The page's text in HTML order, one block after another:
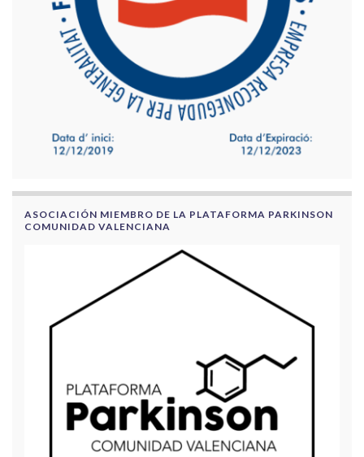
ASOCIACIÓN MIEMBRO DE LA PLATAFORMA PARKINSON
COMUNIDAD VALENCIANA